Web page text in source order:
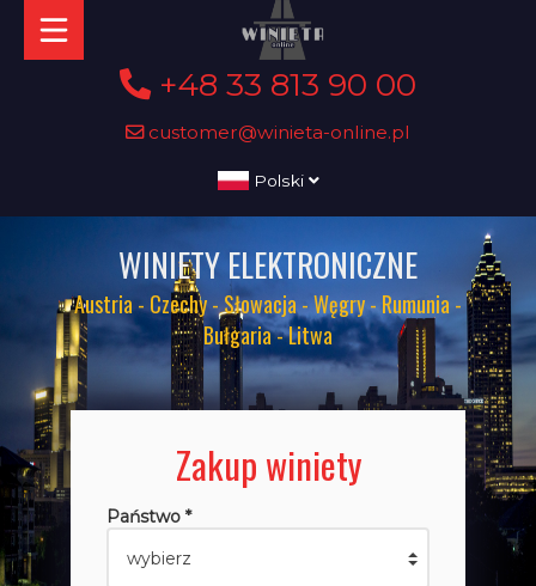
+48 33 813 90 00
customer@winieta-online.pl
Polski
WINIETY ELEKTRONICZNE
Austria - Czechy - Słowacja - Węgry - Rumunia -
Bułgaria - Litwa
Zakup winiety
Państwo *